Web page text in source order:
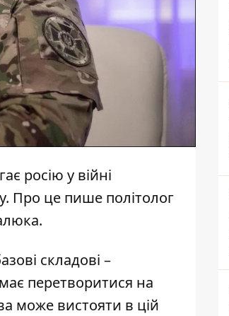
росію у війні
Про це пише політолог
складові –
перетворитися на
може вистояти в цій